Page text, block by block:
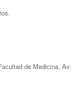
de Medicina, Av.